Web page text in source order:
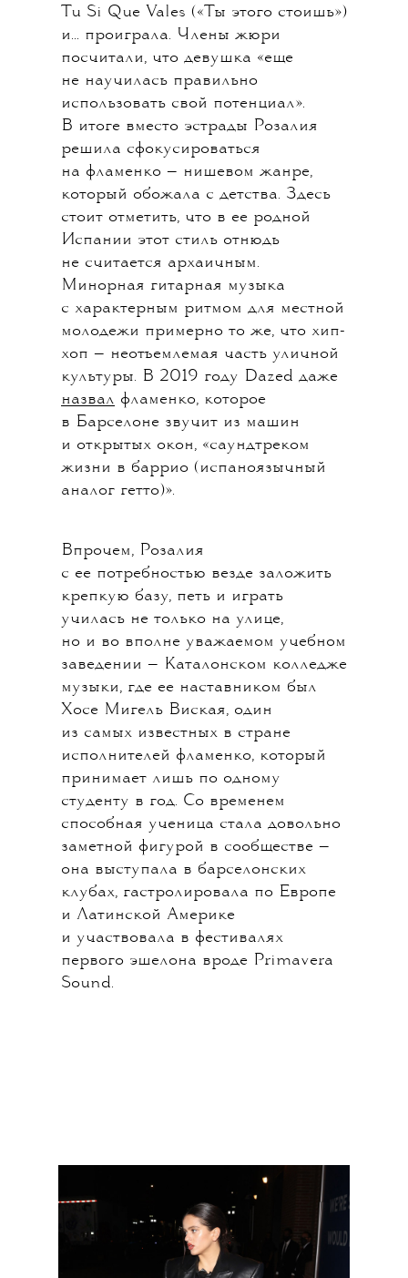
Tu Si Que Vales («Ты этого стоишь»)
и... проиграла. Члены жюри
посчитали, что девушка «еще
не научилась правильно
использовать свой потенциал».
В итоге вместо эстрады Розалия
решила сфокусироваться
на фламенко — нишевом жанре,
который обожала с детства. Здесь
стоит отметить, что в ее родной
Испании этот стиль отнюдь
не считается архаичным.
Минорная гитарная музыка
с характерным ритмом для местной
молодежи примерно то же, что хип-
хоп — неотъемлемая часть уличной
культуры. В 2019 году Dazed даже
назвал фламенко, которое
в Барселоне звучит из машин
и открытых окон, «саундтреком
жизни в баррио (испаноязычный
аналог гетто)».
Впрочем, Розалия
с ее потребностью везде заложить
крепкую базу, петь и играть
училась не только на улице,
но и во вполне уважаемом учебном
заведении — Каталонском колледже
музыки, где ее наставником был
Хосе Мигель Виская, один
из самых известных в стране
исполнителей фламенко, который
принимает лишь по одному
студенту в год. Со временем
способная ученица стала довольно
заметной фигурой в сообществе —
она выступала в барселонских
клубах, гастролировала по Европе
и Латинской Америке
и участвовала в фестивалях
первого эшелона вроде Primavera
Sound.